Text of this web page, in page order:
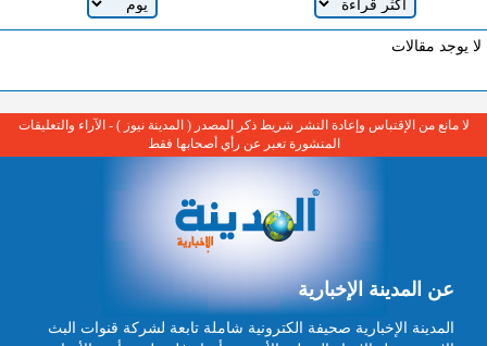
لا يوجد مقالات
لا مانع من الإقتباس وإعادة النشر شريط ذكر المصدر ( المدينة نيوز ) - الآراء والتعليقات
المنشورة تعبر عن رأي أصحابها فقط
عن المدينة الإخبارية
المدينة الإخبارية صحيفة الكترونية شاملة تابعة لشركة قنوات البث